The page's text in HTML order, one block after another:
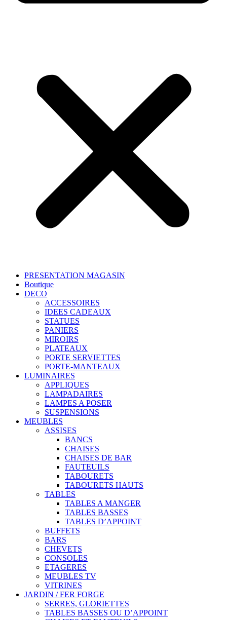
PRESENTATION MAGASIN
Boutique
DECO
ACCESSOIRES
IDEES CADEAUX
STATUES
PANIERS
MIROIRS
PLATEAUX
PORTE SERVIETTES
PORTE-MANTEAUX
LUMINAIRES
APPLIQUES
LAMPADAIRES
LAMPES A POSER
SUSPENSIONS
MEUBLES
ASSISES
BANCS
CHAISES
CHAISES DE BAR
FAUTEUILS
TABOURETS
TABOURETS HAUTS
TABLES
TABLES A MANGER
TABLES BASSES
TABLES D’APPOINT
BUFFETS
BARS
CHEVETS
CONSOLES
ETAGERES
MEUBLES TV
VITRINES
JARDIN / FER FORGE
SERRES, GLORIETTES
TABLES BASSES OU D’APPOINT